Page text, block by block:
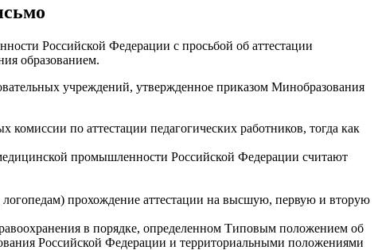
Российской Федерации с просьбой об аттестации
образованием.
учреждений, утвержденное приказом Минобразования
по аттестации педагогических работников, тогда как
промышленности Российской Федерации считают
логопедам) прохождение аттестации на высшую, первую и вторую
в порядке, определенном Типовым положением об
Российской Федерации и территориальными положениями